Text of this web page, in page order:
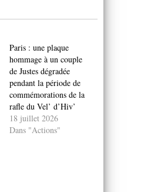
Paris : une plaque
hommage à un couple
de Justes dégradée
pendant la période de
commémorations de la
rafle du Vel’ d’Hiv’
18 juillet 2026
Dans "Actions"